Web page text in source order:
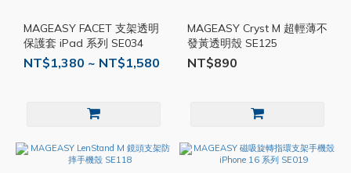
MAGEASY FACET 支架透明
保護套 iPad 系列 SE034
NT$1,380 ~ NT$1,580
MAGEASY Cryst M 超輕薄不
發黃透明殼 SE125
NT$890